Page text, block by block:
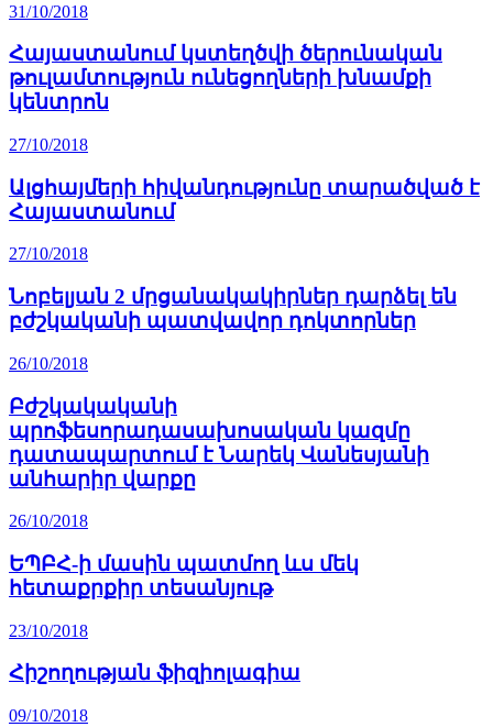
31/10/2018
Հայաստանում կստեղծվի ծերունական
թուլամտություն ունեցողների խնամքի
կենտրոն
27/10/2018
Ալցհայմերի հիվանդությունը տարածված է
Հայաստանում
27/10/2018
Նոբելյան 2 մրցանակակիրներ դարձել են
բժշկականի պատվավոր դոկտորներ
26/10/2018
Բժշկակականի
պրոֆեսորադասախոսական կազմը
դատապարտում է Նարեկ Վանեսյանի
անհարիր վարքը
26/10/2018
ԵՊԲՀ-ի մասին պատմող ևս մեկ
հետաքրքիր տեսանյութ
23/10/2018
Հիշողության ֆիզիոլագիա
09/10/2018